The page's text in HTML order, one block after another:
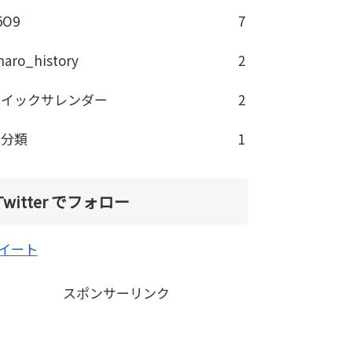
7
2
ックサレンダー
2
類
1
でフォロー
ート
スポンサーリンク